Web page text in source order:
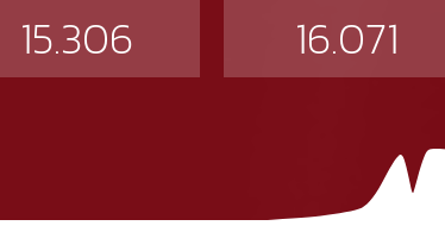
15.306 16.071